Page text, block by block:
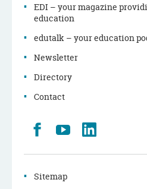
EDI – your magazine
education
edutalk – your education
Newsletter
Directory
Contact
Retrouvez
nous
Youtube
Sitemap